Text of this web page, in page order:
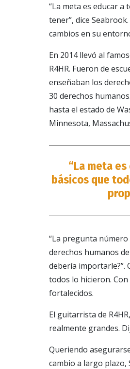
“La meta es educar
tener”, dice
cambios en su
En 2014 llevó al
R4HR. Fueron de
enseñaban los
30 derechos
hasta el estado de
Minnesota,
“La meta
básicos que
“La pregunta
derechos humanos
debería importarle?”.
todos lo hicieron.
fortalecidos.
El guitarrista de
realmente grandes.
Queriendo
cambio a largo plazo,